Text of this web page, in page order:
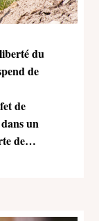
du
de
de
un
de